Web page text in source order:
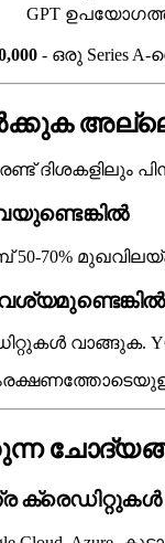
GPT
- ഒരു Series
രണ്ട് ദിശകളിലും
50-70%
വാങ്ങുക.
ക്രെഡിറ്റുകൾ